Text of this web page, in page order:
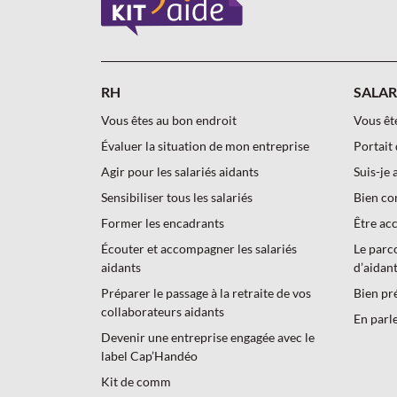
RH
Vous êtes au bon endroit
Évaluer la situation de mon entreprise
Agir pour les salariés aidants
Sensibiliser tous les salariés
Former les encadrants
Écouter et accompagner les salariés
aidants
Préparer le passage à la retraite de vos
collaborateurs aidants
Devenir une entreprise engagée avec le
label Cap’Handéo
Kit de comm
Vous
Portait
Suis-je
Bien
Être
Le
Bien
En